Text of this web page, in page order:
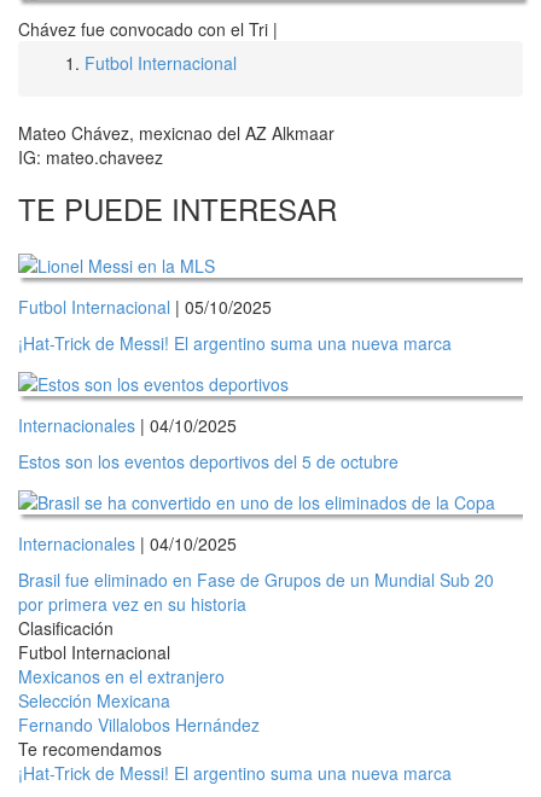
Chávez fue convocado con el Tri |
Futbol Internacional
Mateo Chávez, mexicnao del AZ Alkmaar
IG: mateo.chaveez
TE PUEDE INTERESAR
Futbol Internacional | 05/10/2025
¡Hat-Trick de Messi! El argentino suma una nueva marca
Internacionales | 04/10/2025
Estos son los eventos deportivos del 5 de octubre
Internacionales | 04/10/2025
Brasil fue eliminado en Fase de Grupos de un Mundial Sub 20
por primera vez en su historia
Clasificación
Futbol Internacional
Mexicanos en el extranjero
Selección Mexicana
Fernando Villalobos Hernández
Te recomendamos
¡Hat-Trick de Messi! El argentino suma una nueva marca